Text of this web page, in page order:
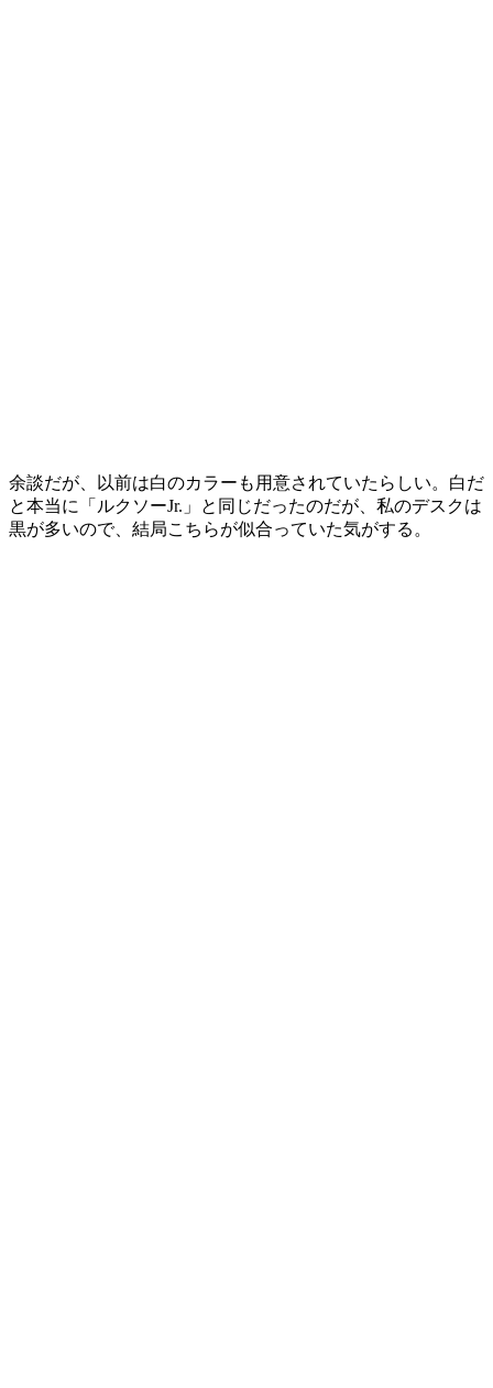
余談だが、以前は白のカラーも用意されていたらしい。白だ
と本当に
「ルクソーJr.」と同じだったのだが、私のデスクは
黒が多いので、結局こちらが似合っていた気がする。